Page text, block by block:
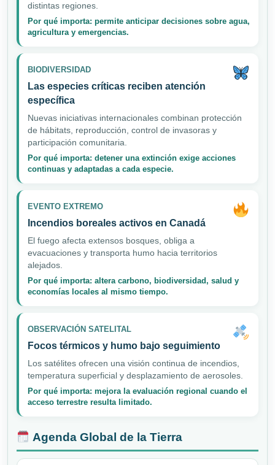
distintas regiones.
Por qué importa: permite anticipar decisiones sobre agua,
agricultura y emergencias.
BIODIVERSIDAD
Las especies críticas reciben atención
específica
Nuevas iniciativas internacionales combinan protección
de hábitats, reproducción, control de invasoras y
participación comunitaria.
Por qué importa: detener una extinción exige acciones
continuas y adaptadas a cada especie.
EVENTO EXTREMO
Incendios boreales activos en Canadá
El fuego afecta extensos bosques, obliga a
evacuaciones y transporta humo hacia territorios
alejados.
Por qué importa: altera carbono, biodiversidad, salud y
economías locales al mismo tiempo.
OBSERVACIÓN SATELITAL
Focos térmicos y humo bajo seguimiento
Los satélites ofrecen una visión continua de incendios,
temperatura superficial y desplazamiento de aerosoles.
Por qué importa: mejora la evaluación regional cuando el
acceso terrestre resulta limitado.
Agenda Global de la Tierra